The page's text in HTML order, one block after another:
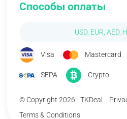
Способы оплаты
USD, EUR, AED,
Visa Mastercard
SEPA Crypto
© Copyright 2026 - TKDeal
Terms & Conditions